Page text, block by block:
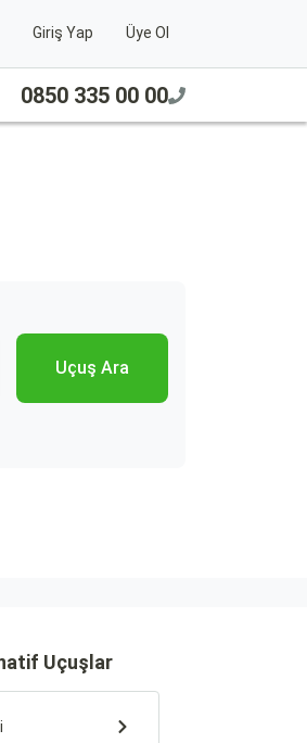
Giriş Yap Üye Ol
0850 335 00 00
Uçuş Ara
Uçuşlar